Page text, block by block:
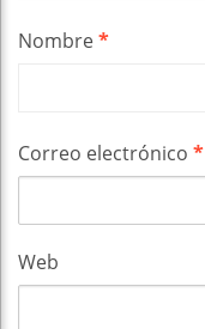
Nombre*
Correo electrónico *
Web